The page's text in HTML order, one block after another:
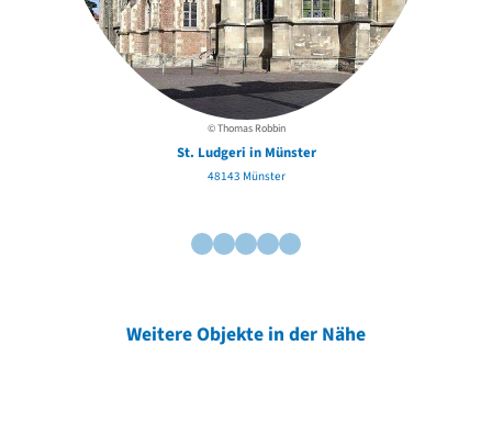
© Thomas Robbin
St. Ludgeri in Münster
48143 Münster
Weitere Objekte in der Nähe